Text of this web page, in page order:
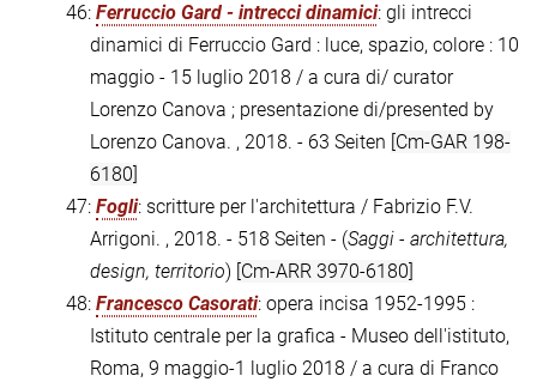
46: Ferruccio Gard - intrecci dinamici: gli intrecci
dinamici di Ferruccio Gard : luce, spazio, colore : 10
maggio - 15 luglio 2018 / a cura di/ curator
Lorenzo Canova ; presentazione di/presented by
Lorenzo Canova. , 2018. - 63 Seiten [Cm-GAR 198-
6180]
47: Fogli: scritture per l'architettura / Fabrizio F.V.
Arrigoni. , 2018. - 518 Seiten - (Saggi - architettura,
design, territorio) [Cm-ARR 3970-6180]
48: Francesco Casorati: opera incisa 1952-1995 :
Istituto centrale per la grafica - Museo dell'istituto,
Roma, 9 maggio-1 luglio 2018 / a cura di Franco